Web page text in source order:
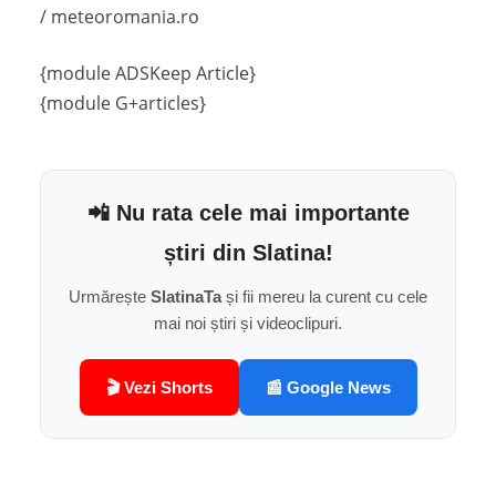
/ meteoromania.ro
{module ADSKeep Article}
{module G+articles}
📲 Nu rata cele mai importante
știri din Slatina!
Urmărește SlatinaTași fii mereu la curent cu cele
mai noi știri și videoclipuri.
🎬 Vezi Shorts 📰 Google News